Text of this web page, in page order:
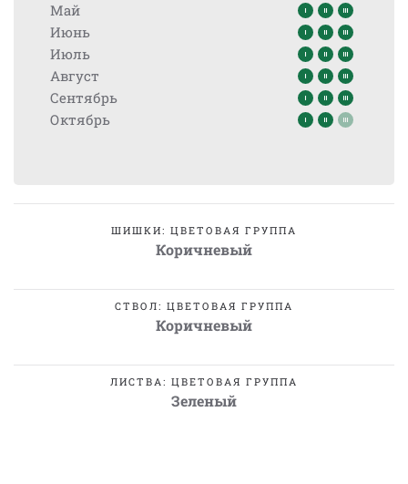
Май
Июнь
Июль
Август
Сентябрь
Октябрь
ШИШКИ: ЦВЕТОВАЯ ГРУППА
Коричневый
СТВОЛ: ЦВЕТОВАЯ ГРУППА
Коричневый
ЛИСТВА: ЦВЕТОВАЯ ГРУППА
Зеленый